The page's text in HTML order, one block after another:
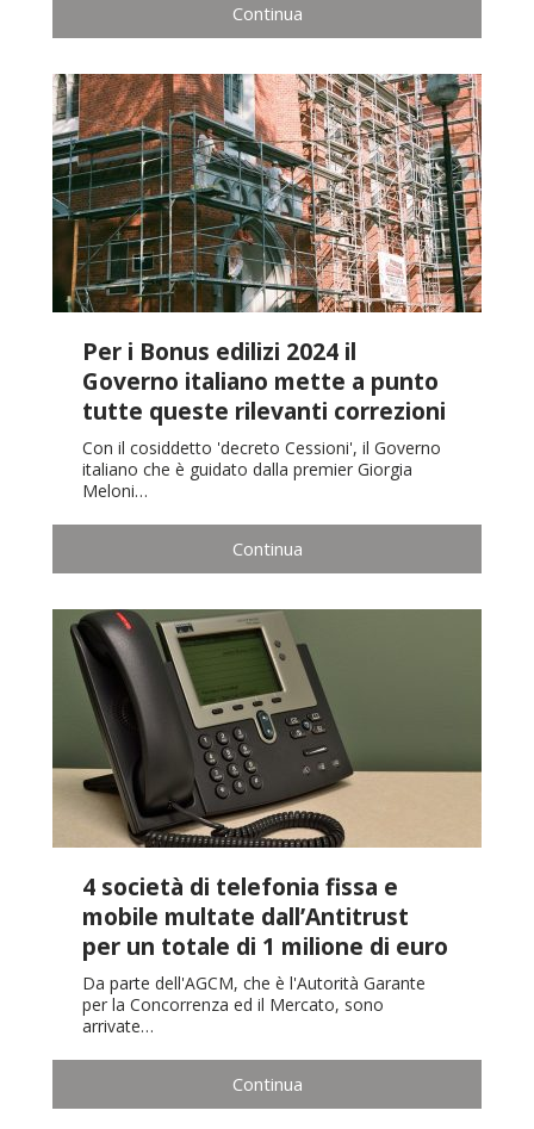
Continua
Per i Bonus edilizi 2024 il
Governo italiano mette a punto
tutte queste rilevanti correzioni
Con il cosiddetto 'decreto Cessioni', il Governo
italiano che è guidato dalla premier Giorgia
Meloni…
Continua
4 società di telefonia fissa e
mobile multate dall’Antitrust
per un totale di 1 milione di euro
Da parte dell'AGCM, che è l'Autorità Garante
per la Concorrenza ed il Mercato, sono
arrivate…
Continua